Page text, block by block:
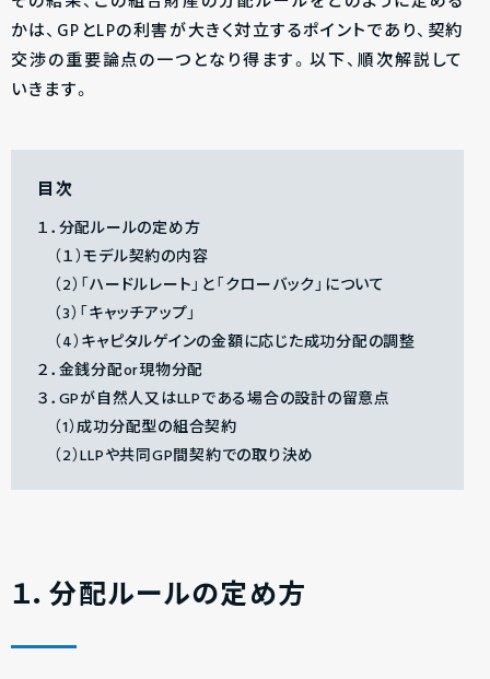
かは、GPとLPの利害が大きく対立するポイントであり、契約
交渉の重要論点の一つとなり得ます。以下、順次解説して
いきます。
目次
１．分配ルールの定め方
（１）モデル契約の内容
（2）「ハードルレート」と「クローバック」について
（3）「キャッチアップ」
（4）キャピタルゲインの金額に応じた成功分配の調整
２．金銭分配or現物分配
３．GPが自然人又はLLPである場合の設計の留意点
（1）成功分配型の組合契約
（2）LLPや共同GP間契約での取り決め
１．分配ルールの定め方